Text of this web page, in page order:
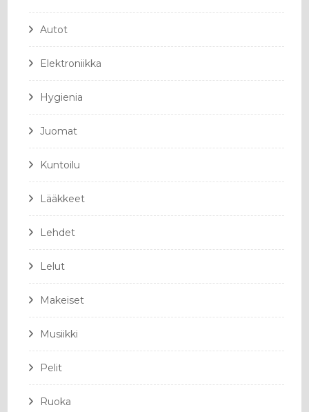
Autot
Elektroniikka
Hygienia
Juomat
Kuntoilu
Lääkkeet
Lehdet
Lelut
Makeiset
Musiikki
Pelit
Ruoka